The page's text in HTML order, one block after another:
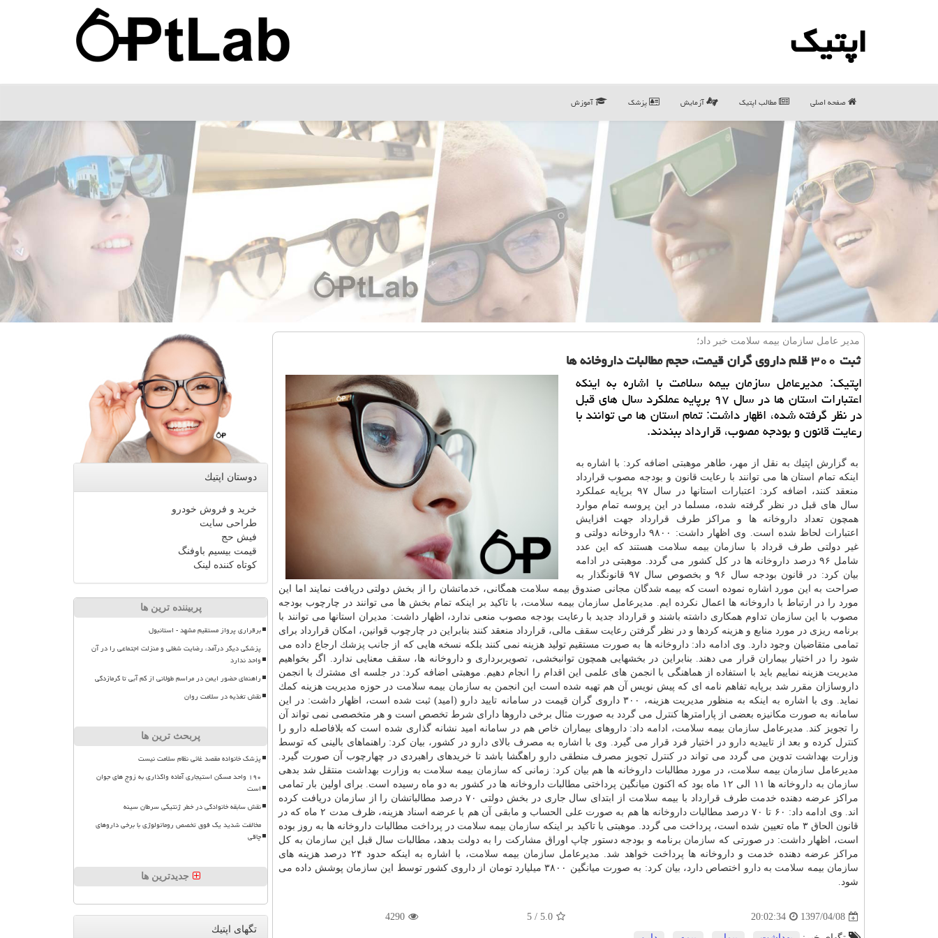
اپتیك
صفحه اصلی مطالب اپتیك آزمایش پزشک آموزش
مدیر عامل سازمان بیمه سلامت خبر داد؛
ثبت ۳۰۰ قلم داروی گران قیمت، حجم مطالبات داروخانه ها
اپتیك: مدیرعامل سازمان بیمه سلامت با اشاره به اینكه
اعتبارات استان ها در سال ۹۷ برپایه عملكرد سال های قبل
در نظر گرفته شده، اظهار داشت: تمام استان ها می توانند با
رعایت قانون و بودجه مصوب، قرارداد ببندند.
به گزارش اپتیك به نقل از مهر، طاهر موهبتی اضافه كرد: با اشاره به
اینكه تمام استان ها می توانند با رعایت قانون و بودجه مصوب قرارداد
منعقد كنند، اضافه كرد: اعتبارات استانها در سال ۹۷ برپایه عملكرد
سال های قبل در نظر گرفته شده، مسلما در این پروسه تمام موارد
همچون تعداد داروخانه ها و مراكز طرف قرارداد جهت افزایش
اعتبارات لحاظ شده است. وی اظهار داشت: ۹۸۰۰ داروخانه دولتی و
غیر دولتی طرف قرداد با سازمان بیمه سلامت هستند كه این عدد
شامل ۹۶ درصد داروخانه ها در كل كشور می گردد. موهبتی در ادامه
بیان كرد: در قانون بودجه سال ۹۶ و بخصوص سال ۹۷ قانونگذار به
صراحت به این مورد اشاره نموده است كه بیمه شدگان مجانی صندوق بیمه سلامت همگانی، خدماتشان را از بخش دولتی دریافت نمایند اما این
مورد را در ارتباط با داروخانه ها اعمال نكرده ایم. مدیرعامل سازمان بیمه سلامت، با تاكید بر اینكه تمام بخش ها می توانند در چارچوب بودجه
مصوب با این سازمان تداوم همكاری داشته باشند و قرارداد جدید با رعایت بودجه مصوب منعی ندارد، اظهار داشت: مدیران استانها می توانند با
برنامه ریزی در مورد منابع و هزینه كردها و در نظر گرفتن رعایت سقف مالی، قرارداد منعقد كنند بنابراین در چارچوب قوانین، امكان قرارداد برای
تمامی متقاضیان وجود دارد. وی ادامه داد: داروخانه ها به صورت مستقیم تولید هزینه نمی كنند بلكه نسخه هایی كه از جانب پزشك ارجاع داده می
شود را در اختیار بیماران قرار می دهند. بنابراین در بخشهایی همچون توانبخشی، تصویربرداری و داروخانه ها، سقف معنایی ندارد. اگر بخواهیم
مدیریت هزینه نماییم باید با استفاده از هماهنگی با انجمن های علمی این اقدام را انجام دهیم. موهبتی اضافه كرد: در جلسه ای مشترك با انجمن
داروسازان مقرر شد برپایه تفاهم نامه ای كه پیش نویس آن هم تهیه شده است این انجمن به سازمان بیمه سلامت در حوزه مدیریت هزینه كمك
نماید. وی با اشاره به اینكه به منظور مدیریت هزینه، ۳۰۰ داروی گران قیمت در سامانه تایید
دارو (امید) ثبت شده است، اظهار داشت: در این
سامانه به صورت مكانیزه بعضی از پارامترها كنترل می گردد به صورت مثال برخی داروها دارای شرط تخصص است و هر متخصصی نمی تواند آن
را تجویز كند. مدیرعامل سازمان بیمه سلامت، ادامه داد: داروهای بیماران خاص هم در سامانه امید نشانه گذاری شده است كه بلافاصلهدارو را
كنترل كرده و بعد از تاییدیهدارو در اختیار فرد قرار می گیرد. وی با اشاره به مصرف بالایدارو در كشور، بیان كرد: راهنماهای بالینی كه توسط
وزارت بهداشت تدوین می گردد می تواند در كنترل تجویز مصرف منطقیدارو راهگشا باشد تا خریدهای راهبردی در چهارچوب آن صورت گیرد.
مدیرعامل سازمان بیمه سلامت، در مورد مطالبات داروخانه ها هم بیان كرد: زمانی كه سازمان بیمه سلامت به وزارت بهداشت منتقل شد بدهی
سازمان
به داروخانه ها ۱۱ الی ۱۲ ماه بود كه اكنون میانگین پرداختی مطالبات داروخانه ها در كشور به دو ماه رسیده است. برای اولین بار تمامی
مراكز عرضه دهنده خدمت طرف قرارداد با بیمه سلامت از ابتدای سال جاری در بخش دولتی ۷۰ درصد مطالباتشان را از سازمان دریافت كرده
اند. وی ادامه داد: ۶۰ تا ۷۰ درصد مطالبات داروخانه ها هم به صورت علی الحساب و مابقی آن هم با عرضه اسناد هزینه، ظرف مدت ۲ ماه كه در
قانون الحاق ۳ ماه تعیین شده است، پرداخت می گردد. موهبتی با تاكید بر اینكه
سازمان بیمه سلامت در پرداخت مطالبات داروخانه ها به روز بوده
است، اظهار داشت: در صورتی كه سازمان برنامه و بودجه دستور چاپ اوراق مشاركت را به دولت بدهد، مطالبات سال قبل این سازمان به كل
مراكز عرضه دهنده خدمت و داروخانه ها پرداخت خواهد شد. مدیرعامل سازمان بیمه سلامت، با اشاره به اینكه حدود ۲۴ درصد هزینه های
سازمان بیمه سلامت بهدارو اختصاص دارد، بیان كرد: به صورت میانگین ۳۸۰۰ میلیارد تومان از داروی كشور توسط این سازمان پوشش داده می
شود.
1397/04/08
20:02:34
5.0
/
5
4290
دوستان اپتیك
خرید و فروش خودرو
طراحی سایت
فیش حج
قیمت بیسیم باوفنگ
کوتاه کننده لینک
پربیننده ترین ها
برقراری پرواز مستقیم مشهد - استانبول
پزشکی دیگر درآمد، رضایت شغلی و منزلت اجتماعی را در آن
واحد ندارد
راهنمای حضور ایمن در مراسم طولانی از کم آبی تا گرمازدگی
نقش تغذیه در سلامت روان
پربحث ترین ها
پزشک خانواده مقصد غائی نظام سلامت نیست
۱۹۰ واحد مسکن استیجاری آماده واگذاری به زوج های جوان
است
نقش سابقه خانوادگی در خطر ژنتیکی سرطان سینه
مخالفت شدید یک فوق تخصص روماتولوژی با برخی داروهای
چاقی
جدیدترین ها
تگهای اپتیك